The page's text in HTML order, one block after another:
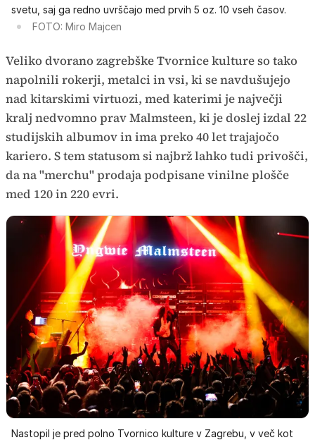
svetu, saj ga redno uvrščajo med prvih 5 oz. 10 vseh časov.
FOTO: Miro Majcen
Veliko dvorano zagrebške Tvornice kulture so tako
napolnili rokerji, metalci in vsi, ki se navdušujejo
nad kitarskimi virtuozi, med katerimi je največji
kralj nedvomno prav Malmsteen, ki je doslej izdal 22
studijskih albumov in ima preko 40 let trajajočo
kariero. S tem statusom si najbrž lahko tudi privošči,
da na "merchu" prodaja podpisane vinilne plošče
med 120 in 220 evri.
Nastopil je pred polno Tvornico kulture v Zagrebu, v več kot